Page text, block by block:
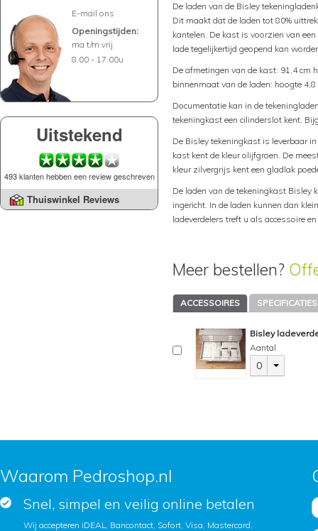
E-mail ons
Openingstijden:
ma t/m vrij
8.00 - 17.00u
Uitstekend
493 klanten hebben een review geschreven
Thuiswinkel Reviews
De laden van de Bisley
Dit maakt dat de laden tot 80%
kantelen. De kast is voorzien van
lade tegelijkertijd geopend kan
De afmetingen van de kast: 91,4 cm
binnenmaat van de laden: hoogte
Documentatie kan in de
tekeningkast een cilinderslot kent.
De Bisley tekeningkast is leverbaar
kast kent de kleur olijfgroen. De
kleur zilvergrijs kent een gladlak
De laden van de tekeningkast Bisley
ingericht. In de laden kunnen dan
ladeverdelers treft u als accessoire
Meer bestellen?
ACCESSOIRES SPECIFICATIES
Bisley
Aantal
0
Waarom Pedroshop.nl
Snel, simpel en veilig online betalen
Wij accepteren iDEAL, Bancontact, Sofort, Visa, Mastercard,